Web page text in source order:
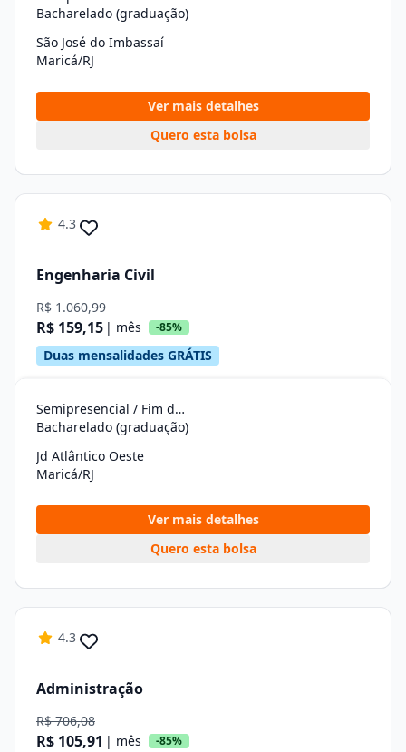
Bacharelado (graduação)
São José do Imbassaí
Maricá/RJ
Ver mais detalhes
Quero esta bolsa
4.3
Engenharia Civil
R$ 1.060,99
R$ 159,15 | mês -85%
Duas mensalidades GRÁTIS
Semipresencial / Fim de Semana
Bacharelado (graduação)
Jd Atlântico Oeste
Maricá/RJ
Ver mais detalhes
Quero esta bolsa
4.3
Administração
R$ 706,08
R$ 105,91 | mês -85%